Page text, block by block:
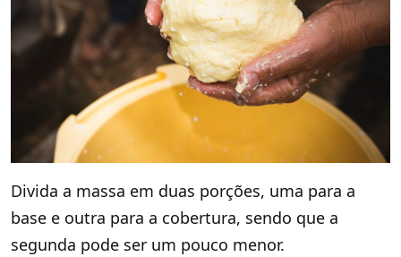
Divida a massa em duas porções, uma para a
base e outra para a cobertura, sendo que a
segunda pode ser um pouco menor.